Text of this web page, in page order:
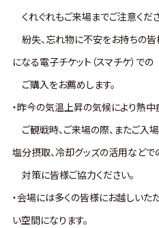
くれぐれもご来場までご注意くださ
紛失、忘れ物に不安をお持ちの
になる電子チケット（スマチケ）での
ご購入をお薦めします。
・昨今の気温上昇の気候により熱中
ご観戦時、ご来場の際、またご入
塩分摂取、冷却グッズの活用などで
対策に皆様ご協力ください。
・会場には多くの皆様にお越しいた
い空間になります。